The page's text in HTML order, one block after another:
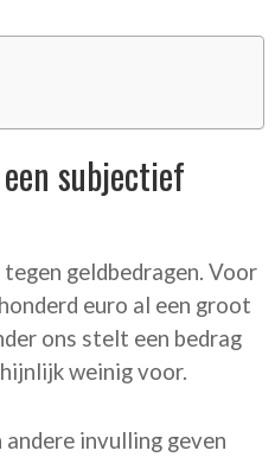
subjectief
geldbedragen. Voor
euro al een groot
ons stelt een bedrag
weinig voor.
andere invulling geven